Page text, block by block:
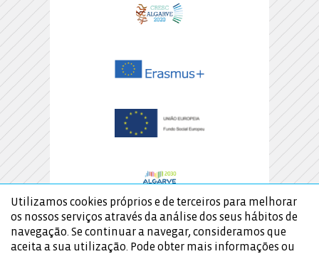
Utilizamos cookies próprios e de terceiros para melhorar
os nossos serviços através da análise dos seus hábitos de
navegação. Se continuar a navegar, consideramos que
aceita a sua utilização. Pode obter mais informações ou